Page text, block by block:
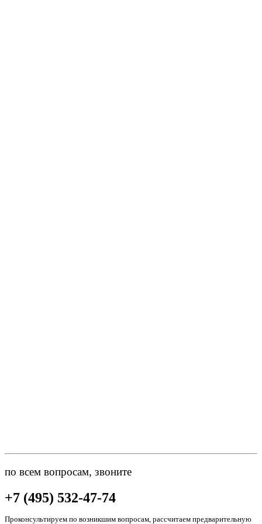
по всем вопросам, звоните
+7 (495) 532-47-74
Проконсультируем по возникшим вопросам, рассчитаем предварительную